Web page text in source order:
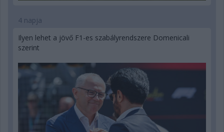
4 napja
Ilyen lehet a jövő F1-es szabályrendszere Domenicali
szerint